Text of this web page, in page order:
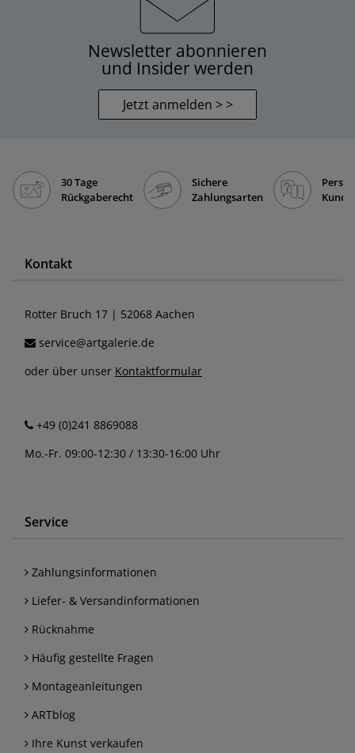
Newsletter abonnieren
und Insider werden
Jetzt anmelden > >
30 Tage
Rückgaberecht
Sichere
Zahlungsarten
Kontakt
Rotter Bruch 17 | 52068 Aachen
service@artgalerie.de
oder über unser Kontaktformular
+49 (0)241 8869088
Mo.-Fr. 09:00-12:30 / 13:30-16:00 Uhr
Service
Zahlungsinformationen
Liefer- & Versandinformationen
Rücknahme
Häufig gestellte Fragen
Montageanleitungen
ARTblog
Ihre Kunst verkaufen